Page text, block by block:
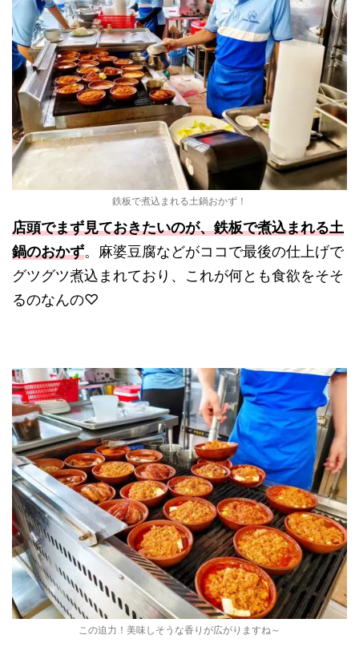
鉄板で煮込まれる土鍋おかず！
店頭でまず見ておきたいのが、鉄板で煮込まれる土
鍋のおかず。麻婆豆腐などがココで最後の仕上げで
グツグツ煮込まれており、これが何とも食欲をそそ
るのなんの♡
この迫力！美味しそうな香りが広がりますね～